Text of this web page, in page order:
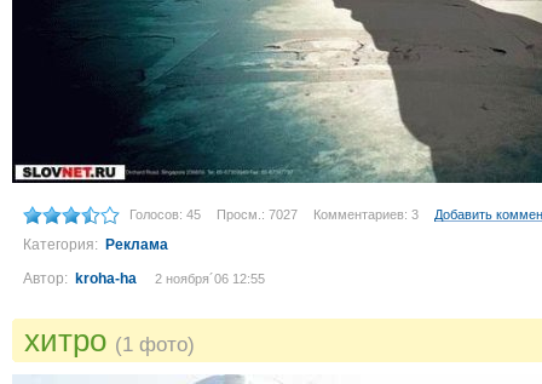
Голосов: 45 Просм.: 7027 Комментариев: 3 Добавить
Категория: Реклама
Автор: kroha-ha 2 ноября´06 12:55
хитро (1 фото)